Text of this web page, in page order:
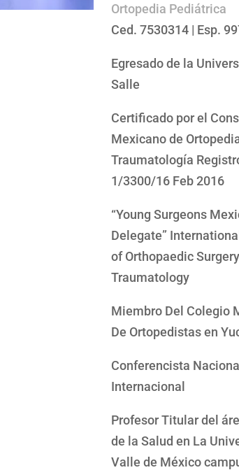
Ortopedia Pediátrica
Ced. 7530314 | Esp.
Egresado de la
Salle
Certificado por el
Mexicano de
Traumatología
1/3300/16 Feb 2016
“Young Surgeons
Delegate”
of Orthopaedic
Traumatology
Miembro Del Colegio
De Ortopedistas en
Conferencista
Internacional
Profesor Titular del
de la Salud en La
Valle de México